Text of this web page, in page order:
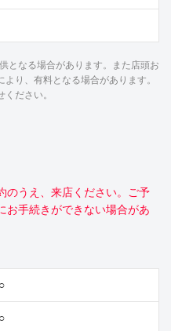
となる場合があります。また店頭お
り、有料となる場合があります。
ださい。
のうえ、来店ください。ご予
お手続きができない場合があ
○
○